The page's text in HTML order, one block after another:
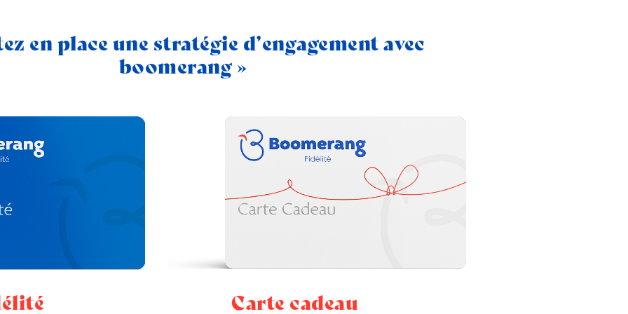
en place une stratégie d’engagement avec
boomerang »
Carte cadeau